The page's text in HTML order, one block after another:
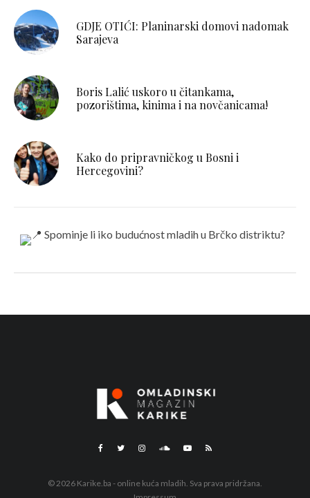
GDJE OTIĆI: Planinarski domovi nadomak
Sarajeva
Boris Lalić uskoro u čitankama,
pozorištima, kinima i na novčanicama!
Kako do pripravničkog u Bosni i
Hercegovini?
© 2026 Karike.ba - online kuća mladih. Sva prava pridržana.